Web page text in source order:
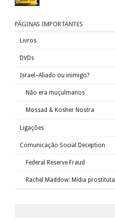
PÁGINAS IMPORTANTES
Livros
DVDs
Israel–Aliado ou inimigo?
Não era muçulmanos
Mossad & Kosher Nostra
Ligações
Comunicação Social Deception
Federal Reserve Fraud
Rachel Maddow: Mídia prostituta